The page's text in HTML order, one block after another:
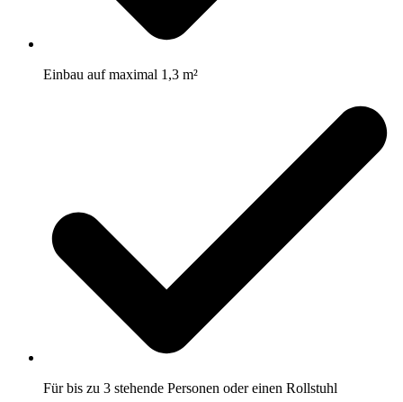
Einbau auf maximal 1,3 m²
Für bis zu 3 stehende Personen oder einen Rollstuhl